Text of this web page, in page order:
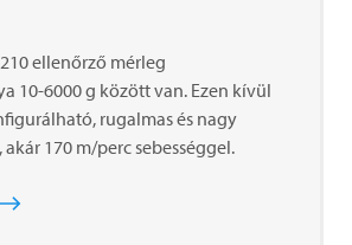
ellenőrző mérleg
10-6000 g között van. Ezen kívül
rugalmas és nagy
170 m/perc sebességgel.